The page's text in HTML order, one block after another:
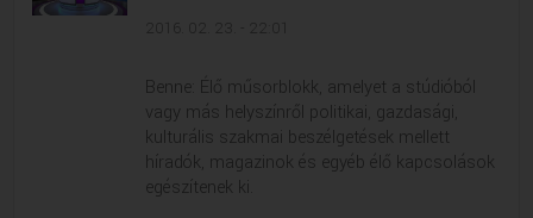
Benne: Élő műsorblokk, amelyet a stúdióból
vagy más helyszínről politikai, gazdasági,
kulturális szakmai beszélgetések mellett
híradók, magazinok és egyéb élő kapcsolások
egészítenek ki.